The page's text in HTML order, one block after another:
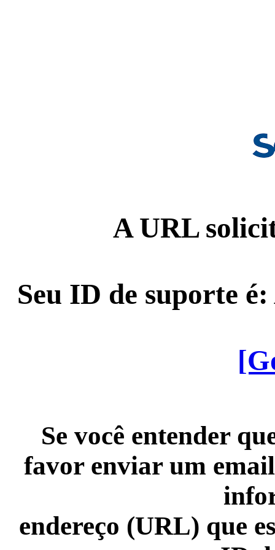
A URL
Seu ID de suporte
Se você entender
favor enviar um
endereço (URL) que